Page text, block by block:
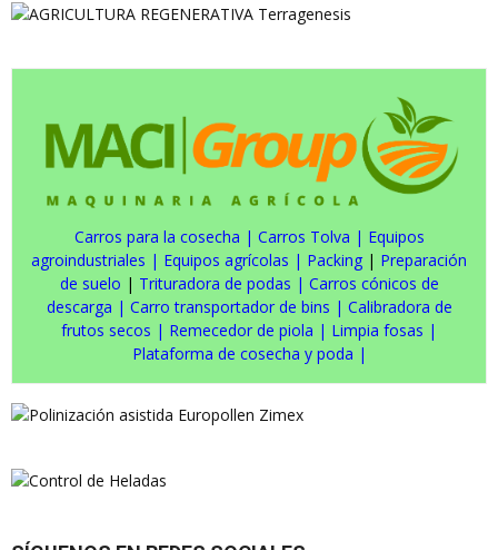
Carros para la cosecha | Carros Tolva | Equipos
agroindustriales | Equipos agrícolas | Packing | Preparación
de suelo | Trituradora de podas | Carros cónicos de
descarga | Carro transportador de bins | Calibradora de
frutos secos | Remecedor de piola | Limpia fosas |
Plataforma de cosecha y poda |